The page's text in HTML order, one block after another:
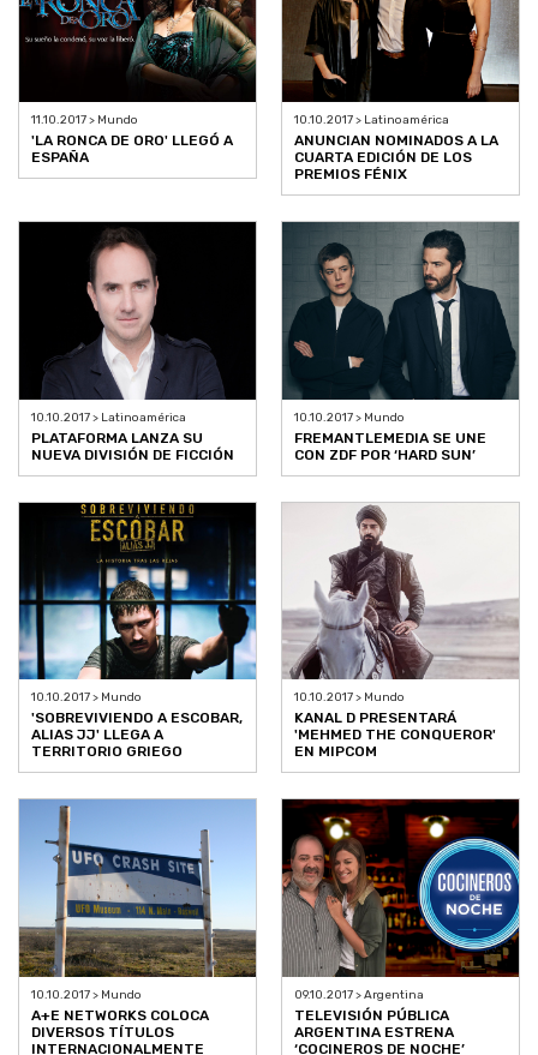
11.10.2017 > Mundo
'LA RONCA DE ORO' LLEGÓ A
ESPAÑA
10.10.2017 > Latinoamérica
ANUNCIAN NOMINADOS A LA
CUARTA EDICIÓN DE LOS
PREMIOS FÉNIX
10.10.2017 > Latinoamérica
PLATAFORMA LANZA SU
NUEVA DIVISIÓN DE FICCIÓN
10.10.2017 > Mundo
FREMANTLEMEDIA SE UNE
CON ZDF POR ‘HARD SUN’
10.10.2017 > Mundo
'SOBREVIVIENDO A ESCOBAR,
ALIAS JJ' LLEGA A
TERRITORIO GRIEGO
10.10.2017 > Mundo
KANAL D PRESENTARÁ
'MEHMED THE CONQUEROR'
EN MIPCOM
10.10.2017 > Mundo
A+E NETWORKS COLOCA
DIVERSOS TÍTULOS
INTERNACIONALMENTE
09.10.2017 > Argentina
TELEVISIÓN PÚBLICA
ARGENTINA ESTRENA
‘COCINEROS DE NOCHE’